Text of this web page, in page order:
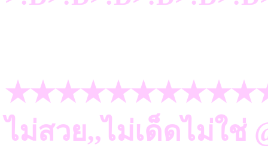
ไม่สวย,,ไม่เด็ดไม่ใช่